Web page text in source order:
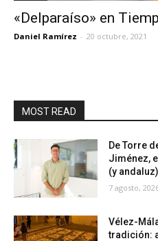
«Delparaíso» en
Daniel Ramírez - 20 octubre, 2021
MOST READ
De Torre
Jiménez,
(y
7 agosto,
Vélez-
tradición: